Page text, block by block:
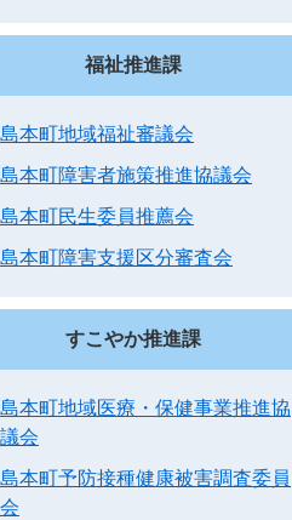
福祉推進課
島本町地域福祉審議会
島本町障害者施策推進協議会
島本町民生委員推薦会
島本町障害支援区分審査会
すこやか推進課
島本町地域医療・保健事業推進協
議会
島本町予防接種健康被害調査委員
会